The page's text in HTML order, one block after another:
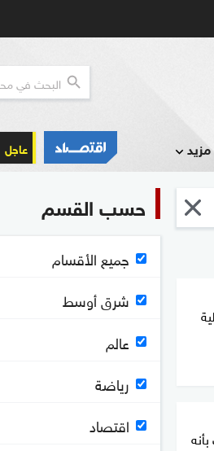
مزيد عاجل
حسب القسم
جميع الأقسام
شرق أوسط
عالم
رياضة
اقتصاد